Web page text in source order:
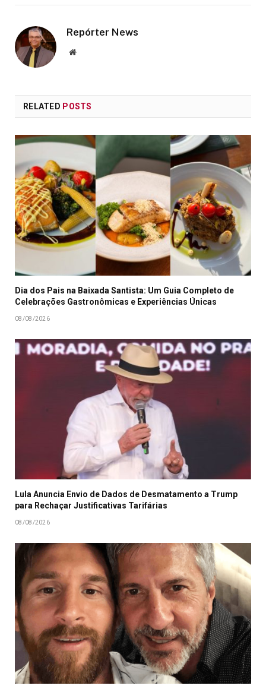
Repórter News
Website
RELATED POSTS
Dia dos Pais na Baixada Santista: Um Guia Completo de
Celebrações Gastronômicas e Experiências Únicas
08/08/2026
Lula Anuncia Envio de Dados de Desmatamento a Trump
para Rechaçar Justificativas Tarifárias
08/08/2026